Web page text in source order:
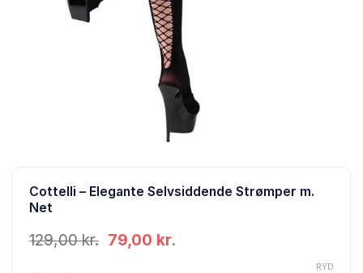
Cottelli – Elegante Selvsiddende Strømper m.
Net
129,00kr. Den
oprindelige
79,00 kr.Den
RYD